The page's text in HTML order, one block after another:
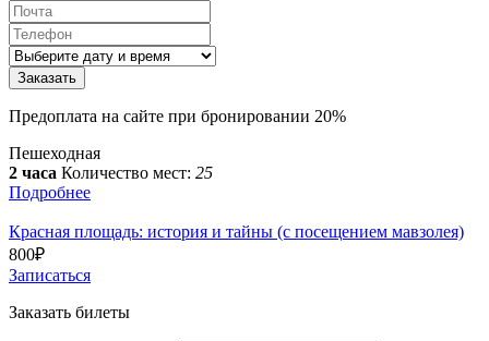
Предоплата на сайте при бронировании 20%
Пешеходная
2 часа Количество мест: 25
Подробнее
Красная площадь: история и тайны (с посещением мавзолея)
800₽
Записаться
Заказать билеты